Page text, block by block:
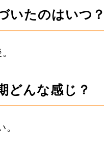
いたのはいつ
どんな感じ？